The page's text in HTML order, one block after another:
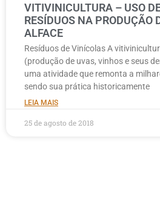
VITIVINICULTURA – USO
RESÍDUOS NA PRODUÇÃO
ALFACE
Resíduos de Vinícolas A
(produção de uvas, vinhos e seus
uma atividade que remonta a
sendo sua prática historicamente
LEIA MAIS
25 de agosto de 2018